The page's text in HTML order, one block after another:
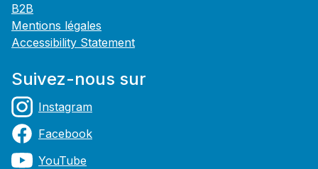
B2B
Mentions légales
Accessibility Statement
Suivez-nous sur
Instagram
Facebook
YouTube